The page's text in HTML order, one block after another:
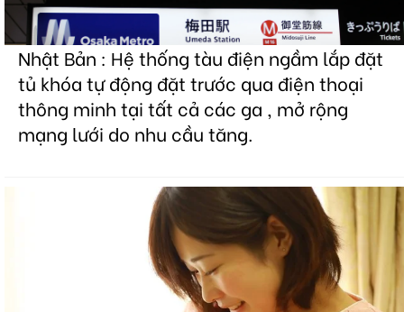
Nhật Bản : Hệ thống tàu điện ngầm lắp đặt
tủ khóa tự động đặt trước qua điện thoại
thông minh tại tất cả các ga , mở rộng
mạng lưới do nhu cầu tăng.